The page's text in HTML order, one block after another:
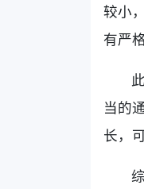
较小
有严
当的
长，